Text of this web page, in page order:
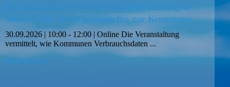
Automatisierte Verbrauchsdatenerfassung &
Smart City: Vom Gebäude bis zur Kommune
30.09.2026 | 10:00 - 12:00 | Online Die Veranstaltung
vermittelt, wie Kommunen Verbrauchsdaten ...
MEHR DAZU